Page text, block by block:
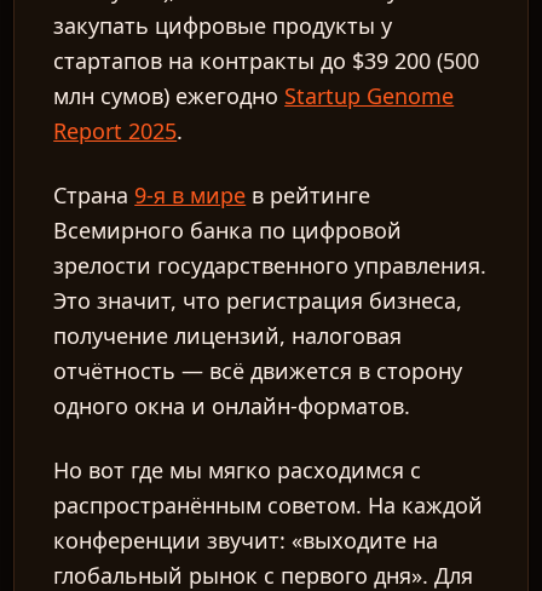
закупать цифровые продукты у
стартапов на контракты до $39 200 (500
млн сумов) ежегодно Startup Genome
Report 2025.
Страна 9-я в мире в рейтинге
Всемирного банка по цифровой
зрелости государственного управления.
Это значит, что регистрация бизнеса,
получение лицензий, налоговая
отчётность — всё движется в сторону
одного окна и онлайн-форматов.
Но вот где мы мягко расходимся с
распространённым советом. На каждой
конференции звучит: «выходите на
глобальный рынок с первого дня». Для